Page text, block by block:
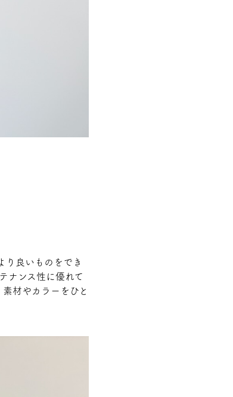
り良いものをでき
ナンス性に優れて
材やカラーをひと